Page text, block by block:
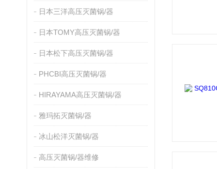
日本三洋高压灭菌锅/器
日本TOMY高压灭菌锅/器
日本松下高压灭菌锅/器
PHCBI高压灭菌锅/器
HIRAYAMA高压灭菌锅/器
雅玛拓灭菌锅/器
冰山松洋灭菌锅/器
高压灭菌锅/器维修